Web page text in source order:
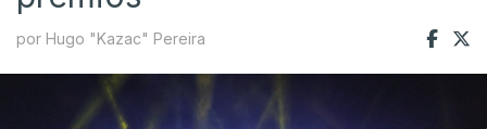
por Hugo "Kazac" Pereira